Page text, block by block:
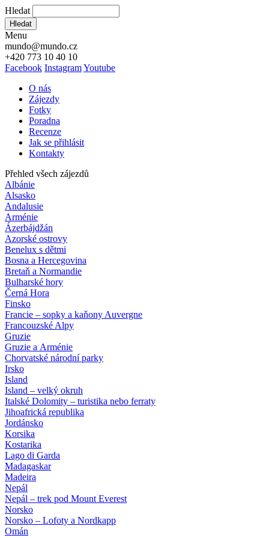
Hledat
Hledat
Menu
mundo@mundo.cz
+420 773 10 40 10
Facebook InstagramYoutube
O nás
Zájezdy
Fotky
Poradna
Recenze
Jak se přihlásit
Kontakty
Přehled všech zájezdů
Albánie
Alsasko
Andalusie
Arménie
Ázerbájdžán
Azorské ostrovy
Benelux s dětmi
Bosna a Hercegovina
Bretaň a Normandie
Bulharské hory
Černá Hora
Finsko
Francie – sopky a kaňony Auvergne
Francouzské Alpy
Gruzie
Gruzie a Arménie
Chorvatské národní parky
Irsko
Island
Island – velký okruh
Italské Dolomity – turistika nebo ferraty
Jihoafrická republika
Jordánsko
Korsika
Kostarika
Lago di Garda
Madagaskar
Madeira
Nepál
Nepál – trek pod Mount Everest
Norsko
Norsko – Lofoty a Nordkapp
Omán